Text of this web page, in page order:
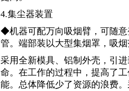
4.集尘器装置
◆机器可配万向吸烟臂，可随
管。端部装以大型集烟罩，吸烟
采用全新模具、铝制外壳，引
命。在工作的过程中，提高了
能。总体降低少了资源的浪费